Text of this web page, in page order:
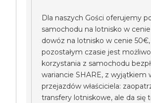
Dla naszych Gości oferujemy
samochodu na lotnisko w
dowóz na lotnisko w cenie
pozostałym czasie jest
korzystania z samochodu
wariancie SHARE, z wyjątkiem
przejazdów właściciela:
transfery lotniskowe, ale da się